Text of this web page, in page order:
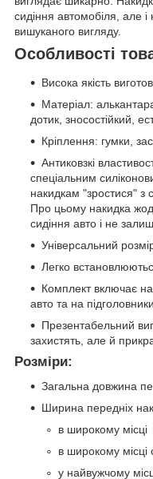
сидіння автомобіля, але
вишуканого вигляду.
Особливості
Висока якість
Матеріал:
дотик, зносостійкий,
Кріплення: гумки,
Антиковзкі
спеціальним
накидкам "зростися" з
Про цьому накидка
сидіння авто і не
Універсальний
Легко
Комплект включає
авто та на підголовники
Презентабельний
захистять, але й
Розміри:
Загальна довжина
Ширина передніх
в широкому місці
в широкому місці
у найвужчому